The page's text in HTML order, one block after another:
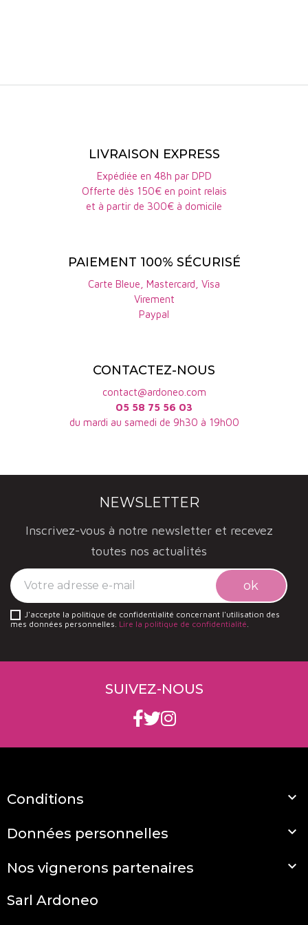
en bouche est longiligne, caractéristique des grands
LIVRAISON EXPRESS
Expédiée en 48h par DPD
Offerte dès 150€ en point relais
et à partir de 300€ à domicile
PAIEMENT 100% SÉCURISÉ
Carte Bleue, Mastercard, Visa
Virement
Paypal
CONTACTEZ-NOUS
contact@ardoneo.com
05 58 75 56 03
du mardi au samedi de 9h30 à 19h00
NEWSLETTER
Inscrivez-vous à notre newsletter et recevez
toutes nos actualités
J'accepte la politique de confidentialité concernant l'utilisation des
mes données personnelles. Lire la politique de confidentialité.
SUIVEZ-NOUS
Conditions 
Données personnelles 
Nos vignerons partenaires 
Sarl Ardoneo